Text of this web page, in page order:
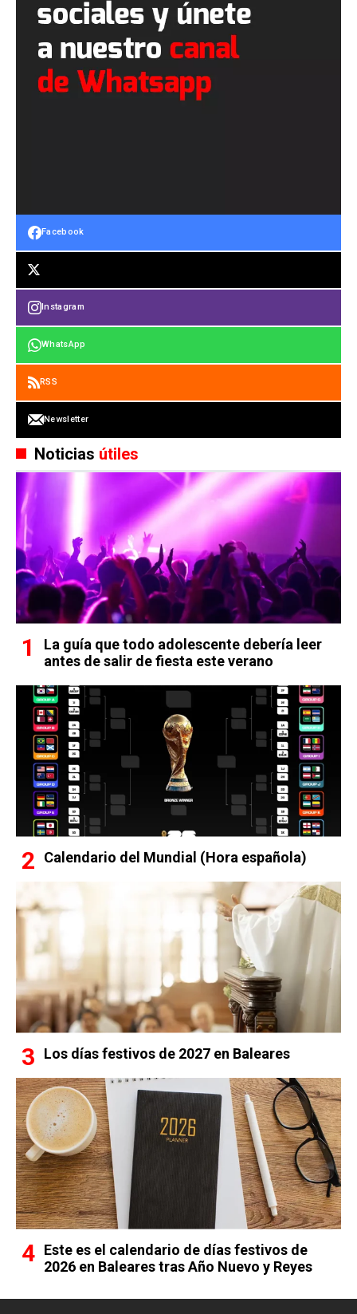
Facebook
Instagram
WhatsApp
RSS
Newsletter
Noticias útiles
La guía que todo adolescente debería leer
antes de salir de fiesta este verano
Calendario del Mundial (Hora española)
Los días festivos de 2027 en Baleares
Este es el calendario de días festivos de
2026 en Baleares tras Año Nuevo y Reyes